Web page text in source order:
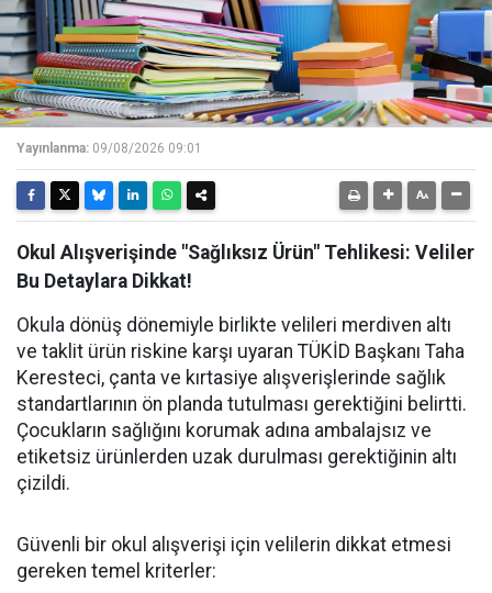
Yayınlanma: 09/08/2026 09:01
Okul Alışverişinde "Sağlıksız Ürün" Tehlikesi: Veliler
Bu Detaylara Dikkat!
Okula dönüş dönemiyle birlikte velileri merdiven altı
ve taklit ürün riskine karşı uyaran TÜKİD Başkanı Taha
Keresteci, çanta ve kırtasiye alışverişlerinde sağlık
standartlarının ön planda tutulması gerektiğini belirtti.
Çocukların sağlığını korumak adına ambalajsız ve
etiketsiz ürünlerden uzak durulması gerektiğinin altı
çizildi.
Güvenli bir okul alışverişi için velilerin dikkat etmesi
gereken temel kriterler: